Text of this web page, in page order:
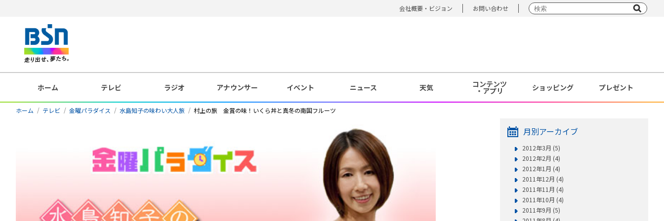
会社概要・ビジョン お問い合わせ
ホーム テレビ ラジオ アナウンサー イベント ニュース 天気 コンテンツ
・アプリ ショッピング プレゼント
ホーム テレビ 金曜パラダイス 水島知子の味わい大人旅 村上の旅 金賞の味！いくら丼と真冬の南国フルーツ
月別アーカイブ
2012年3月 (5)
2012年2月 (4)
2012年1月 (4)
2011年12月 (4)
2011年11月 (4)
2011年10月 (4)
2011年9月 (5)